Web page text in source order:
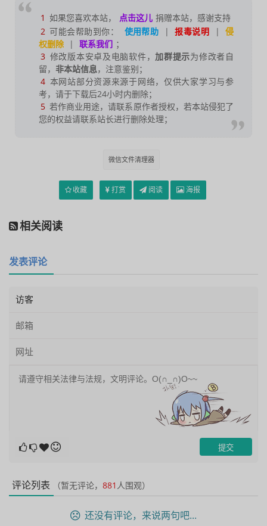
1 如果您喜欢本站， 点击这儿 捐赠本站，感谢支持
2 可能会帮助到你： 使用帮助 | 报毒说明 |
侵
权删除
| 联系我们 ；
3 修改版本安卓及电脑软件，加群提示为修改者自
留， 非本站信息，注意鉴别；
4 本网站部分资源来源于网络，仅供大家学习与参
考，请于下载后24小时内删除；
5 若作商业用途，请联系原作者授权，若本站侵犯了
您的权益请联系站长进行删除处理；
微信文件清理器
收藏 打赏 阅读 海报
相关阅读
发表评论
评论列表 （暂无评论， 881 人围观）
还没有评论，来说两句吧...